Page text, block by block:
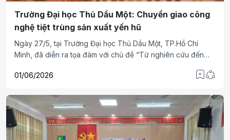
Trường Đại học Thủ Dầu Một: Chuyển giao công
nghệ tiệt trùng sản xuất yến hũ
Ngày 27/5, tại Trường Đại học Thủ Dầu Một, TP.Hồ Chí
Minh, đã diễn ra tọa đàm với chủ đề “Từ nghiên cứu đến
nghệ”, kết hợp lễ chuyển giao công nghệ tiệt trùng trong
nghiệp. Sự kiện là hoạt động tiêu biểu trong chiến lược thúc
đẩy nghiên cứu ứng dụng, tăng cường liên kết giữa nhà
trường và doanh nghiệp, nhằm đưa các kết quả khoa học
công nghệ vào thực tiễn sản xuất, góp phần nâng cao
01/06/2026